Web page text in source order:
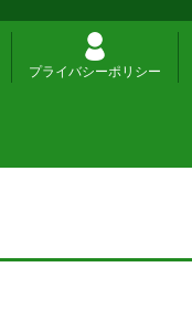
プライバシーポリシー